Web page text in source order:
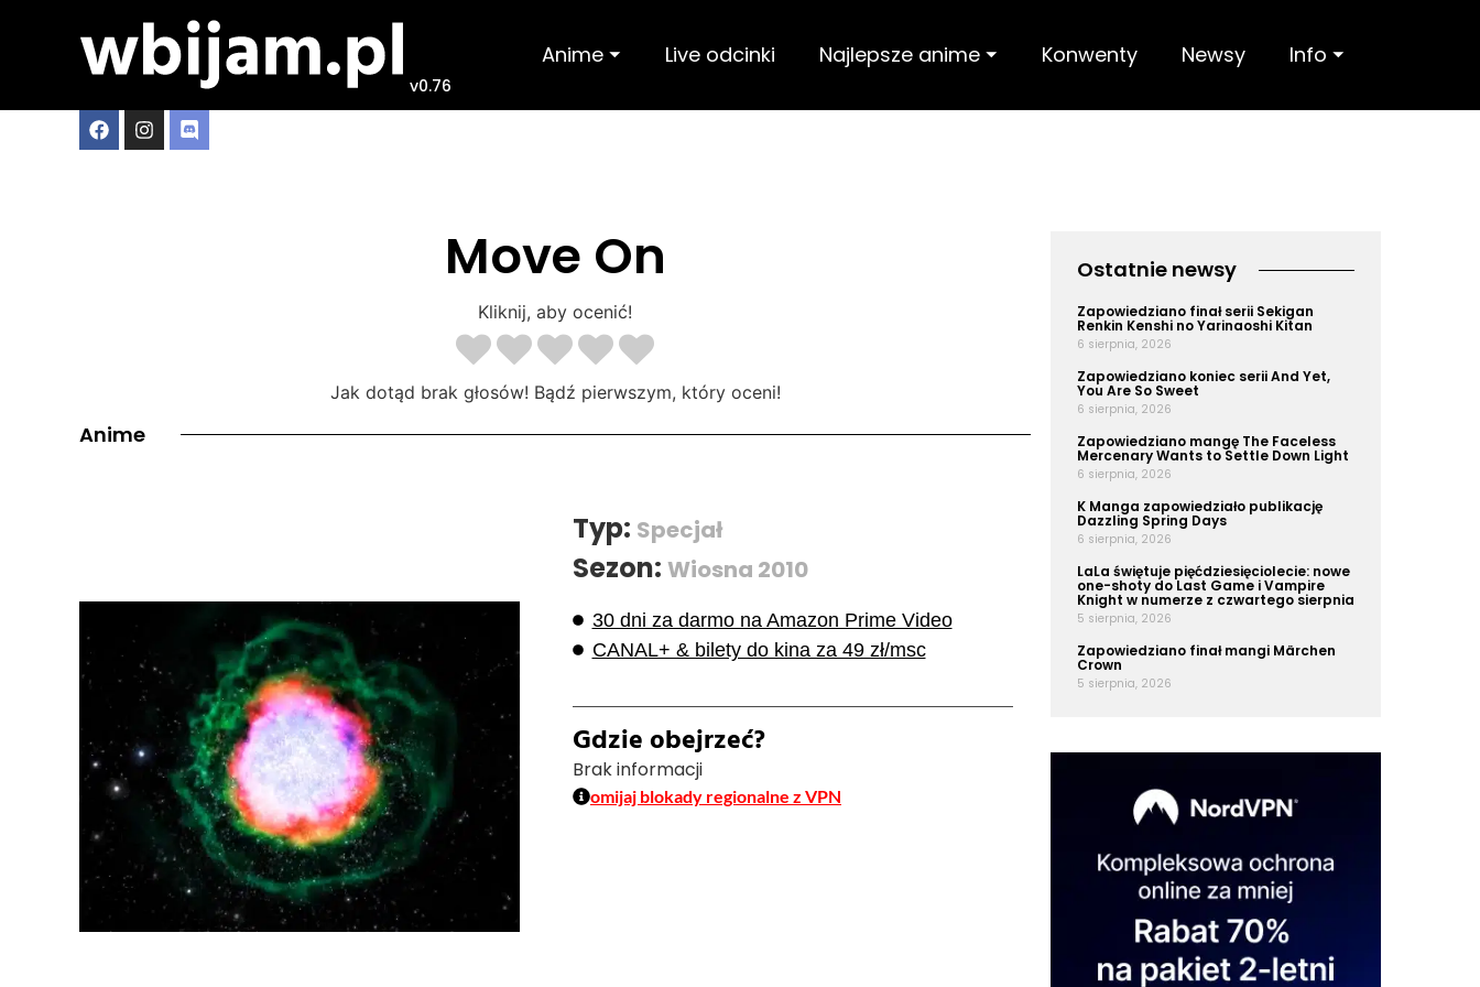
v0.76
Anime ⏷ Live odcinki Najlepsze anime ⏷ Konwenty Newsy Info ⏷
Move On
Kliknij, aby ocenić!
Jak dotąd brak głosów! Bądź pierwszym, który oceni!
Anime
Typ: Specjał
Sezon: Wiosna 2010
30 dni za darmo na Amazon Prime Video
CANAL+ & bilety do kina za 49 zł/msc
Gdzie obejrzeć?
Brak informacji
omijaj blokady regionalne z VPN
Ostatnie newsy
Zapowiedziano finał serii Sekigan
Renkin Kenshi no Yarinaoshi Kitan
6 sierpnia, 2026
Zapowiedziano koniec serii And Yet,
You Are So Sweet
6 sierpnia, 2026
Zapowiedziano mangę The Faceless
Mercenary Wants to Settle Down Light
6 sierpnia, 2026
K Manga zapowiedziało publikację
Dazzling Spring Days
6 sierpnia, 2026
LaLa świętuje pięćdziesięciolecie: nowe
one-shoty do Last Game i Vampire
Knight w numerze z czwartego sierpnia
5 sierpnia, 2026
Zapowiedziano finał mangi Märchen
Crown
5 sierpnia, 2026